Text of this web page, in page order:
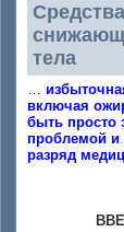
тела
…
включая
быть просто
проблемой и
разряд